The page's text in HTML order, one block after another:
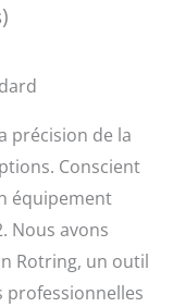
précision de la
Conscient
équipement
Nous avons
Rotring, un outil
professionnelles